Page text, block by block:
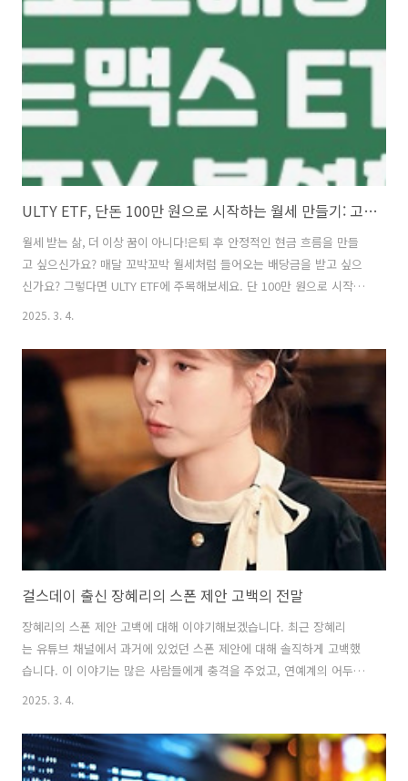
게 감사의 마음을 전하며, 자신의 결혼 소식을 직접 전하고 싶었다고 해
가 없었을 것”이라며 진심 어린 마음을 표현했어요. 팬들과의 소통
을 소중히 여기는 윤하의 모습이..
ULTY ETF, 단돈 100만 원으로 시작하는 월세 만들기: 고배당 ETF 투자 전략 심층 분석
월세 받는 삶, 더 이상 꿈이 아니다!은퇴 후 안정적인 현금 흐름을 만들
고 싶으신가요? 매달 꼬박꼬박 월세처럼 들어오는 배당금을 받고 싶으
신가요? 그렇다면 ULTY ETF에 주목해보세요. 단 100만 원으로 시작
해 월세와 같은 꾸준한 수익을 창출할 수 있는 기회를 제공합니다. 하지
의 모든 측면을 자세히 살펴보고, 투자 전 반드시 알아야 할 핵심 정보
를 제공해 드리겠습니다.1. ULTY ETF란 무엇인가? 고배당의 비밀ULTY
ETF는 YieldMax에서 운용하는 고배당 상장지수펀드로, 혁신적인 옵션
전략을 통해 높은 배당 수익을 추구합니다. 특히 테슬라(TSLA)와 같은 개
별 주식에 대한 커버드콜 및 풋옵션 전략을 활용하여 높은 수..
2025. 3. 4.
걸스데이 출신 장혜리의 스폰 제안 고백의 전말
장혜리의 스폰 제안 고백에 대해 이야기해보겠습니다. 최근 장혜리
는 유튜브 채널에서 과거에 있었던 스폰 제안에 대해 솔직하게 고백했
습니다. 이 이야기는 많은 사람들에게 충격을 주었고, 연예계의 어두
운 면을 드러내는 계기가 되었습니다. 장혜리는 걸스데이의 멤버로 활
로부터 스폰 제안을 받았다고 밝혔습니다. 이 대표는 "내가 너를 키워
줄 테니 내 여자친구가 되어라"라는 충격적인 제안을 했다고 합니
2025. 3. 4.